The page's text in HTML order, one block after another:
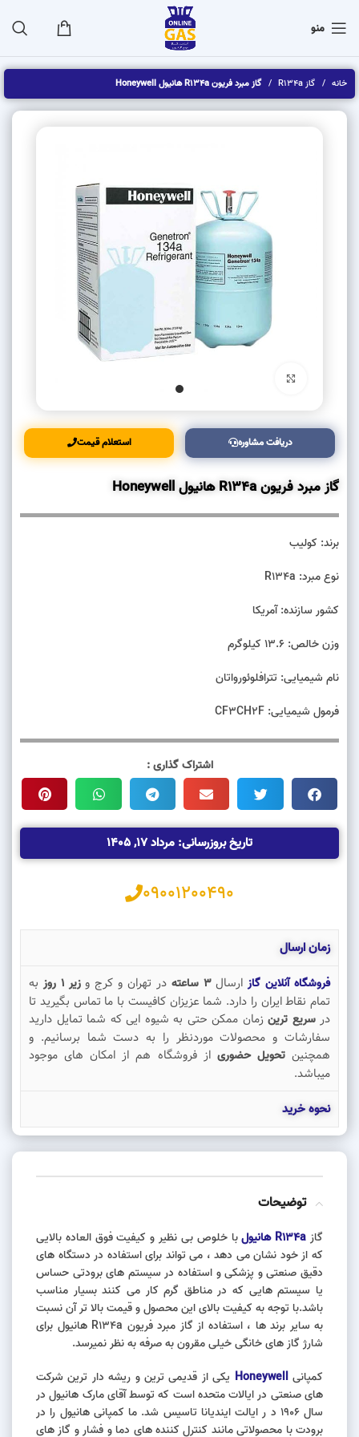
منو
خانه گاز R134a گاز مبرد فریون R134a هانیول Honeywell
دریافت مشاوره استعلام قیمت
گاز مبرد فریون R134a هانیول Honeywell
برند: کولیب
نوع مبرد: R134a
کشور سازنده: آمریکا
وزن خالص: 13.6 کیلوگرم
نام شیمیایی: تترافلوئورواتان
فرمول شیمیایی: CF3CH2F
اشتراک گذاری :
تاریخ بروزرسانی: مرداد 17, 1405
09001200490
زمان ارسال
فروشگاه آنلاین گاز ارسال3 ساعته در تهران و کرج وزیر 1 روز
به
تمام نقاط ایران را دارد. شما عزیزان کافیست با ما تماس بگیرید تا
درسریع ترین زمان ممکن حتی به شیوه ایی که شما تمایل دارید
سفارشات و محصولات موردنظر را به دست شما برسانیم. و
همچنینتحویل حضوری از فروشگاه هم از امکان های موجود
میباشد.
نحوه خرید
توضیحات
گاز R134a هانیول
با خلوص بی نظیر و کیفیت فوق العاده بالایی
که از خود نشان می دهد ، می تواند برای استفاده در دستگاه های
دقیق صنعتی و پزشکی و استفاده در سیستم های برودتی حساس
یا سیستم هایی که در مناطق گرم کار می کنند بسیار مناسب
باشد.با توجه به کیفیت بالای این محصول و قیمت بالا تر آن نسبت
به سایر برند ها ، استفاده از گاز مبرد فریون R134a هانیول برای
شارژ گاز های خانگی خیلی مقرون به صرفه به نظر نمیرسد.
کمپانیHoneywell یکی از قدیمی ترین و ریشه دار ترین شرکت
های صنعتی در ایالات متحده است که توسط آقای مارک هانیول در
سال ۱۹۰۶ د ر ایالت ایندیانا تاسیس شد. ما کمپانی هانیول را در
برودت با محصولاتی مانند کنترل کننده های دما و فشار و گاز های